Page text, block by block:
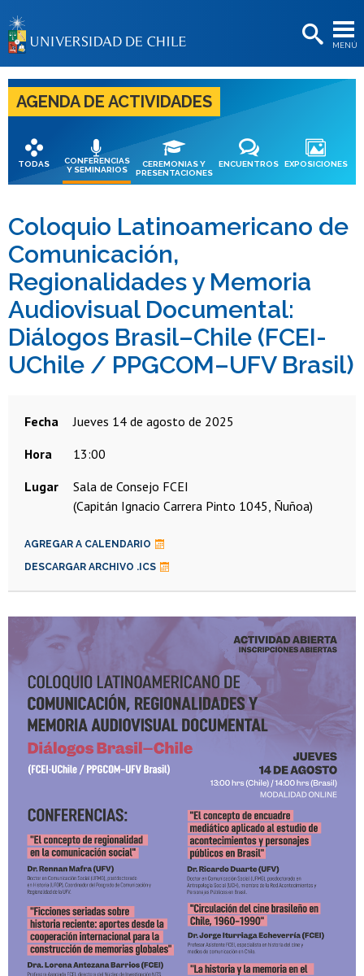
MENÚ
BIBLIOTECAS
LA UNIVERSIDAD
Postulantes
Estudiantes
Académicas/os
Funcionarias/os
Egresadas/os
AGENDA DE ACTIVIDADES
TODAS
CONFERENCIAS
Y SEMINARIOS
CEREMONIAS Y
PRESENTACIONES
ENCUENTROS EXPOSICIONES
Coloquio Latinoamericano de
Comunicación,
Regionalidades y Memoria
Audiovisual Documental:
Diálogos Brasil–Chile (FCEI-
UChile / PPGCOM–UFV Brasil)
Fecha
jueves 14 de agosto de 2025
Hora
13:00
Lugar
Sala de Consejo FCEI
(Capitán Ignacio Carrera Pinto 1045, Ñuñoa)
AGREGAR A CALENDARIO
DESCARGAR ARCHIVO .ICS